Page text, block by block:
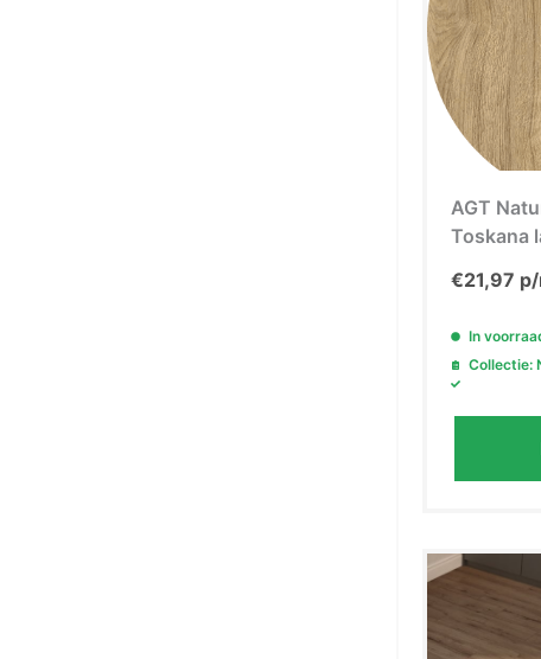
AGT
Toskana
€21,97
In
Collectie: